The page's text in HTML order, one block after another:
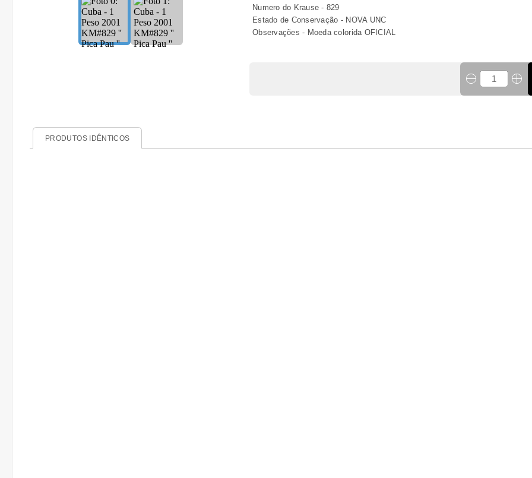
Numero do Krause - 829
Estado de Conservação - NOVA UNC
Observações - Moeda colorida OFICIAL
PRODUTOS IDÊNTICOS